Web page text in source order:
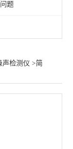
题
声检测仪 >简